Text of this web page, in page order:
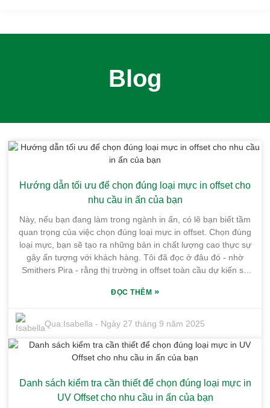
Blog
Hướng dẫn tối ưu để chọn đúng loại mực in offset cho
nhu cầu in ấn của bạn
Này, nếu bạn đang làm trong ngành in ấn, có lẽ bạn biết tầm
quan trọng của việc chọn đúng loại mực in offset. Chọn đúng
loại mực, bạn sẽ tạo ra những bản in chất lượng cao thực sự
gây ấn tượng với khách hàng. Tôi đã đọc ở đâu đó - nhờ
Smithers Pira - rằng thị trường in offset toàn cầu dự kiến ​​sẽ
nghệ in offset vẫn giữ một vị trí rất lớn trong ngành! Khi các
hàng đầu và tiết kiệm chi phí, việc hiểu rõ các loại mực in
offset khác nhau hiện có là vô cùng quan trọng. Hiện nay,
trong bối cảnh cạnh tranh này, Guangdong Shunfeng Ink
Co., Ltd. thực sự thu hút sự chú ý. Tọa lạc tại Khu công
Đông, họ có một nhà máy trải rộng trên 10.000 mét vuông -
thật ấn tượng! Họ chuyên tạo ra các loại mực in offset chất
ĐỌC THÊM »
Qua:Isabella - Ngày 27 tháng 9 năm 2025
Danh sách kiểm tra cần thiết để chọn đúng loại mực in
UV Offset cho nhu cầu in ấn của bạn